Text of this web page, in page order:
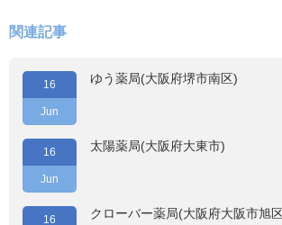
関連記事
16
Jun
ゆう薬局(大阪府堺市南区)
16
Jun
太陽薬局(大阪府大東市)
16 クローバー薬局(大阪府大阪市旭